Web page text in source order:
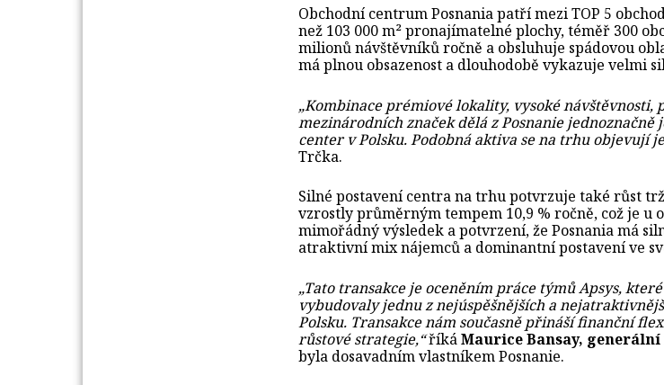
Obchodní centrum Posnania patří mezi TOP 5
než 103 000 m² pronajímatelné plochy, téměř 300
milionů návštěvníků ročně a obsluhuje spádovou
má plnou obsazenost a dlouhodobě vykazuje velmi
„Kombinace prémiové lokality, vysoké návštěvnosti,
mezinárodních značek dělá z Posnanie jednoznačně
center v Polsku. Podobná aktiva se na trhu objevují
Trčka.
Silné postavení centra na trhu potvrzuje také růst
vzrostly průměrným tempem 10,9 % ročně, což je u
mimořádný výsledek a potvrzení, že Posnania má
atraktivní mix nájemců a dominantní postavení ve
„Tato transakce je oceněním práce týmů Apsys,
vybudovaly jednu z nejúspěšnějších a
Polsku. Transakce nám současně přináší finanční
růstové strategie,“říkáMaurice Bansay,
byla dosavadním vlastníkem Posnanie.